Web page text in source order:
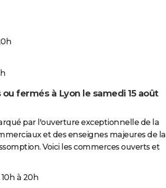
fermés à Lyon le samedi 15 août
par l'ouverture exceptionnelle de la
et des enseignes majeures de la
Voici les commerces ouverts et
à 20h